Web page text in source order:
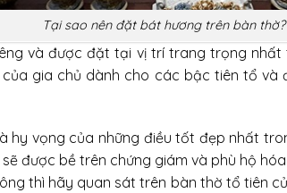
Tại sao nên đặt bát hương trên bàn thờ?
và được đặt tại vị trí trang trọng
gia chủ dành cho các bậc tiên tổ và
hy vọng của những điều tốt đẹp nhất
được bề trên chứng giám và phù hộ
thì hãy quan sát trên bàn thờ tổ tiên